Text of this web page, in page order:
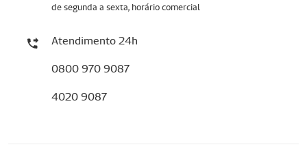
de segunda a sexta, horário comercial
Atendimento 24h
0800 970 9087
4020 9087